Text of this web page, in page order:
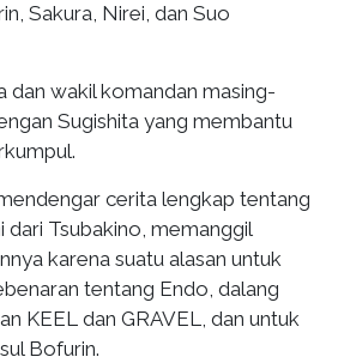
Sakura, Nirei, dan Suo
dan wakil komandan masing-
Sugishita yang membantu
cerita lengkap tentang
dari Tsubakino, memanggil
karena suatu alasan untuk
tentang Endo, dalang
KEEL dan GRAVEL, dan untuk
Bofurin.